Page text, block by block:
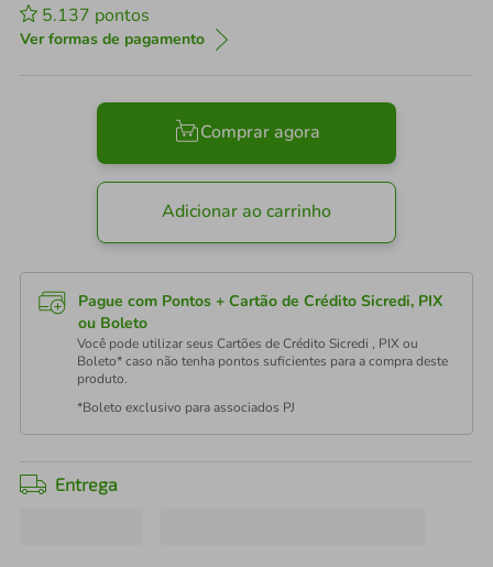
5.137 pontos
Ver formas de pagamento
Comprar agora
Adicionar ao carrinho
Pague com Pontos + Cartão de Crédito Sicredi, PIX
ou Boleto
Você pode utilizar seus Cartões de Crédito Sicredi , PIX ou
Boleto* caso não tenha pontos suficientes para a compra deste
produto.
*Boleto exclusivo para associados PJ
Entrega